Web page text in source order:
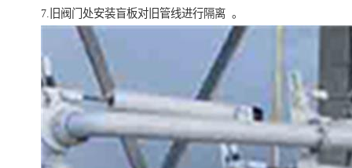
7.旧阀门处安装盲板对旧管线进行隔离 。